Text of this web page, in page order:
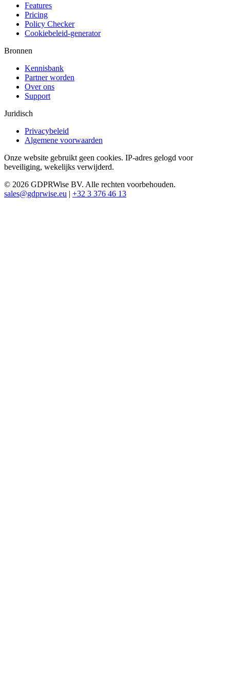
Features
Pricing
Policy Checker
Cookiebeleid-generator
Bronnen
Kennisbank
Partner worden
Over ons
Support
Juridisch
Privacybeleid
Algemene voorwaarden
Onze website gebruikt geen cookies. IP-adres gelogd voor
beveiliging, wekelijks verwijderd.
© 2026 GDPRWise BV. Alle rechten voorbehouden.
sales@gdprwise.eu | +32 3 376 46 13